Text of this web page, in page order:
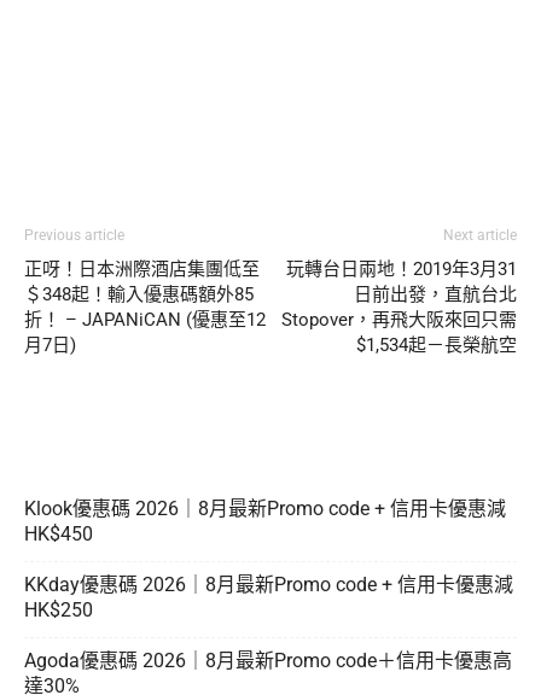
Previous article
正呀！日本洲際酒店集團低至
＄348起！輸入優惠碼額外85
折！ – JAPANiCAN (優惠至12
月7日)
Next article
玩轉台日兩地！2019年3月31
日前出發，直航台北
Stopover，再飛大阪來回只需
$1,534起－長榮航空
Klook優惠碼 2026｜8月最新Promo code + 信用卡優惠減
HK$450
KKday優惠碼 2026｜8月最新Promo code + 信用卡優惠減
HK$250
Agoda優惠碼 2026｜8月最新Promo code＋信用卡優惠高
達30%